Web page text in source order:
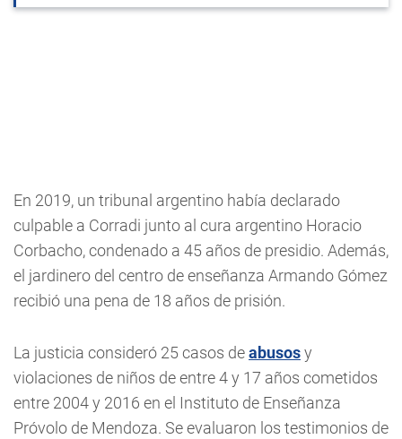
En 2019, un tribunal argentino había declarado
culpable a Corradi junto al cura argentino Horacio
Corbacho, condenado a 45 años de presidio. Además,
el jardinero del centro de enseñanza Armando Gómez
recibió una pena de 18 años de prisión.
La justicia consideró 25 casos deabusosy
violaciones de niños de entre 4 y 17 años cometidos
entre 2004 y 2016 en el Instituto de Enseñanza
Próvolo de Mendoza. Se evaluaron los testimonios de